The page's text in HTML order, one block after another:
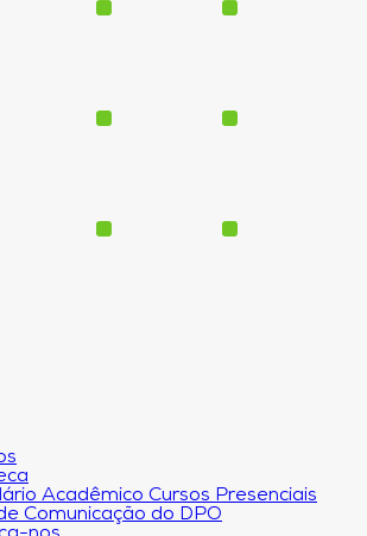
Acadêmico Cursos Presenciais
Comunicação do DPO